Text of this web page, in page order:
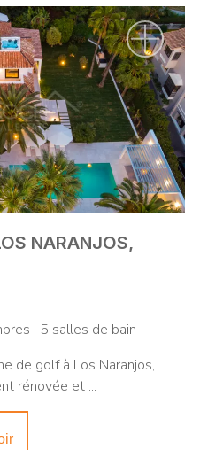
NARANJOS,
· 5 salles de bain
de golf à Los Naranjos,
rénovée et ...